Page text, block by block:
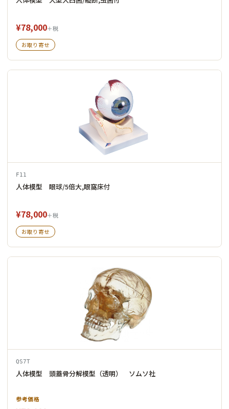
¥78,000＋税
お取り寄せ
F11
人体模型 眼球/5倍大,眼窩床付
¥78,000＋税
お取り寄せ
QS7T
人体模型 頭蓋骨分解模型（透明） ソムソ社
参考価格